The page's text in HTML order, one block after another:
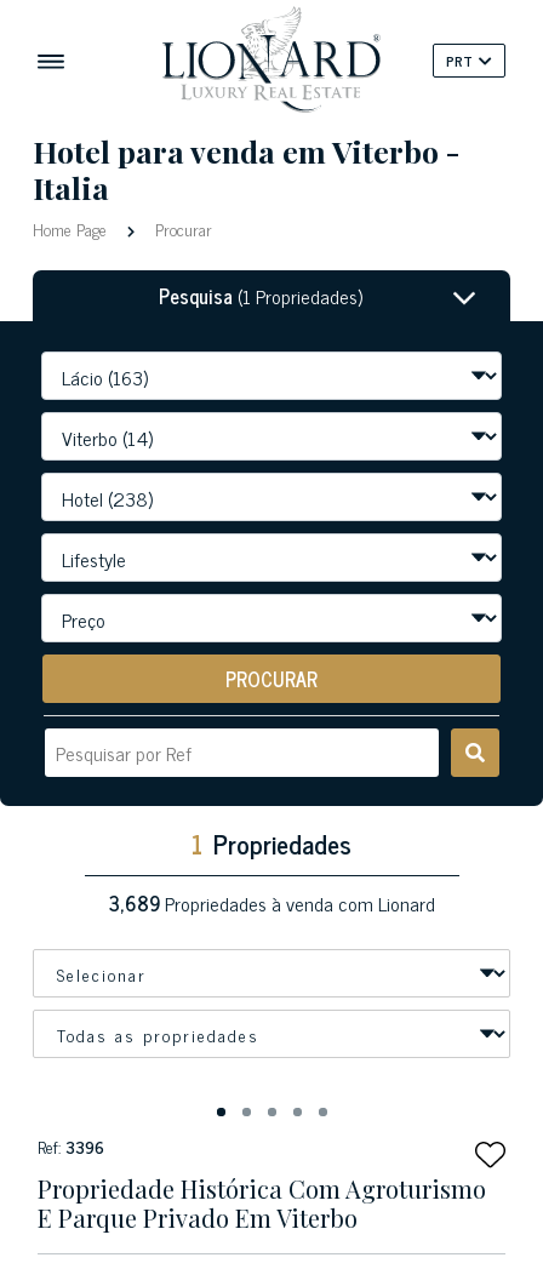
PRT
Hotel para venda em Viterbo -
Italia
Home Page Procurar
Pesquisa(1 Propriedades)
PROCURAR
1 Propriedades
3,689Propriedades à venda com Lionard
Ref:3396
Propriedade Histórica Com Agroturismo
E Parque Privado Em Viterbo